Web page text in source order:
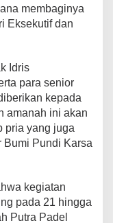
membaginya
Eksekutif dan
Idris
para senior
kepada
amanah ini akan
pria yang juga
Bumi Pundi Karsa
kegiatan
pada 21 hingga
Putra Padel